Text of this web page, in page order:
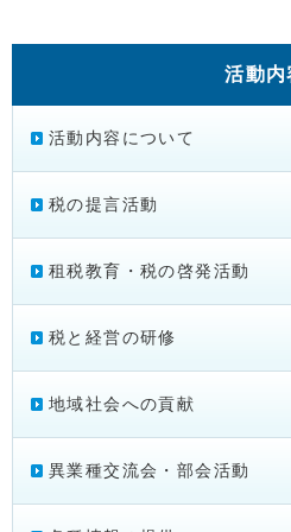
活動内
活動内容について
税の提言活動
租税教育・税の啓発活動
税と経営の研修
地域社会への貢献
異業種交流会・部会活動